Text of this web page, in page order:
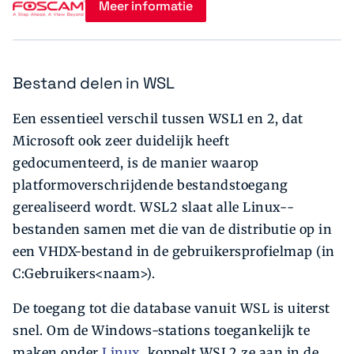
Meer informatie
Bestand delen in WSL
Een essentieel verschil tussen WSL1 en 2, dat
Microsoft ook zeer duidelijk heeft
gedocumenteerd, is de manier waarop
platformoverschrijdende bestands­toegang
gerealiseerd wordt. WSL2 slaat alle Linux-­
bestanden samen met die van de distributie op in
een VHDX-bestand in de gebruikersprofielmap (in
C:Gebruikers<naam>).
De toegang tot die database vanuit WSL is uiterst
snel. Om de Windows-stations toegankelijk te